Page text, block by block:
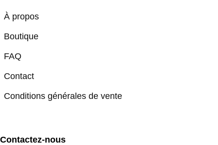
À propos
Boutique
FAQ
Contact
Conditions générales de vente
Contactez-nous